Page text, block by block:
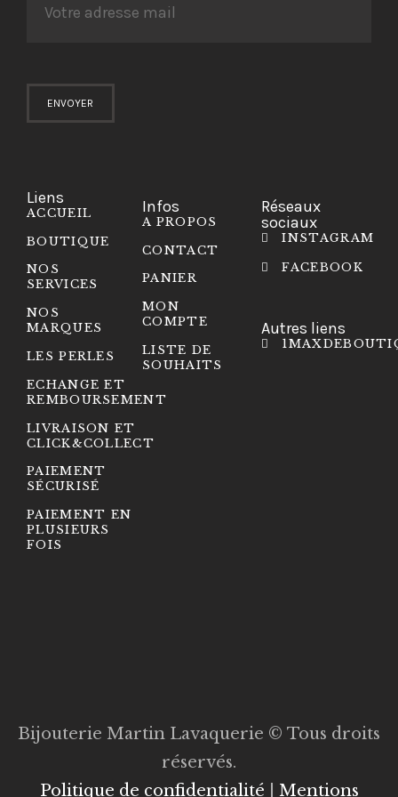
Liens
ACCUEIL
BOUTIQUE
NOS
SERVICES
NOS
MARQUES
LES PERLES
ECHANGE ET
REMBOURSEMENT
LIVRAISON ET
CLICK&COLLECT
PAIEMENT
SÉCURISÉ
PAIEMENT EN
PLUSIEURS
FOIS
Infos
A PROPOS
CONTACT
PANIER
MON
COMPTE
LISTE DE
SOUHAITS
Réseaux
sociaux
INSTAGRAM
FACEBOOK
Autres liens
Bijouterie Martin Lavaquerie © Tous droits
réservés.
Politique de confidentialité
Mentions